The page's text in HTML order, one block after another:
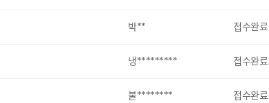
박** 접수완료
냉********* 접수완료
불******** 접수완료